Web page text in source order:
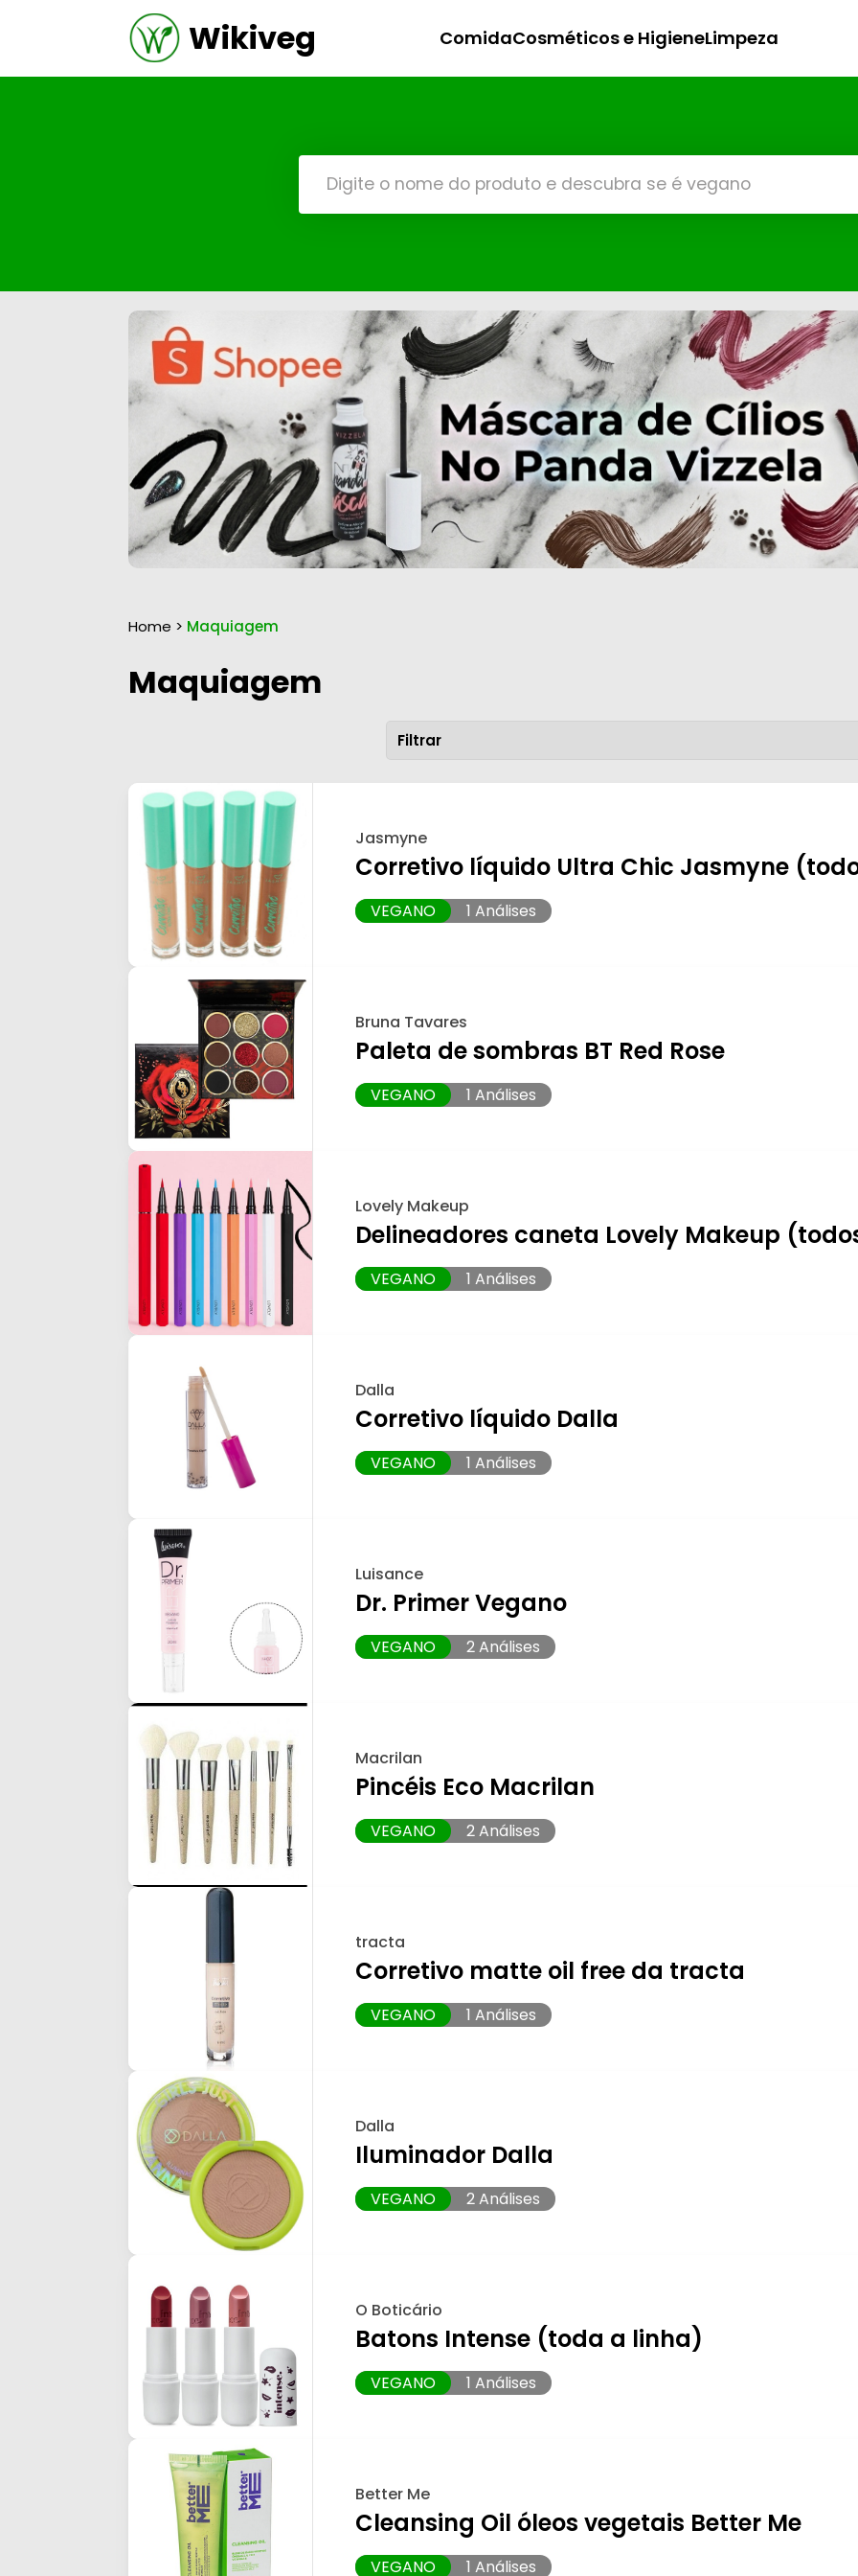
Wikiveg ComidaCosméticos e HigieneLimpeza
Home > Maquiagem
Maquiagem
Jasmyne
Corretivo líquido Ultra Chic Jasmyne
VEGANO 1 Análises
Bruna Tavares
Paleta de sombras BT Red Rose
VEGANO 1 Análises
Lovely Makeup
Delineadores caneta Lovely Makeup
VEGANO 1 Análises
Dalla
Corretivo líquido Dalla
VEGANO 1 Análises
Luisance
Dr. Primer Vegano
VEGANO 2 Análises
Macrilan
Pincéis Eco Macrilan
VEGANO 2 Análises
tracta
Corretivo matte oil free da tracta
VEGANO 1 Análises
Dalla
Iluminador Dalla
VEGANO 2 Análises
O Boticário
Batons Intense (toda a linha)
VEGANO 1 Análises
Better Me
Cleansing Oil óleos vegetais Better Me
VEGANO 1 Análises